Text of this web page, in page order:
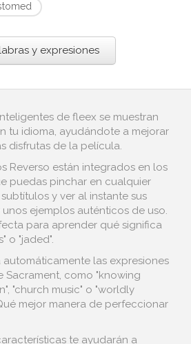
y expresiones
de fleex se muestran
tu idioma, ayudándote a mejorar
disfrutas de la película.
Reverso están integrados en los
puedas pinchar en cualquier
y ver al instante sus
ejemplos auténticos de uso.
para aprender qué significa
o "jaded".
automáticamente las expresiones
Sacrament, como "knowing
"church music" o "worldly
mejor manera de perfeccionar
te ayudarán a